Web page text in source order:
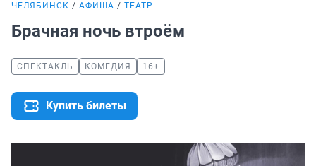
ЧЕЛЯБИНСК АФИША ТЕАТР
Брачная ночь втроём
СПЕКТАКЛЬ КОМЕДИЯ 16+
Купить билеты